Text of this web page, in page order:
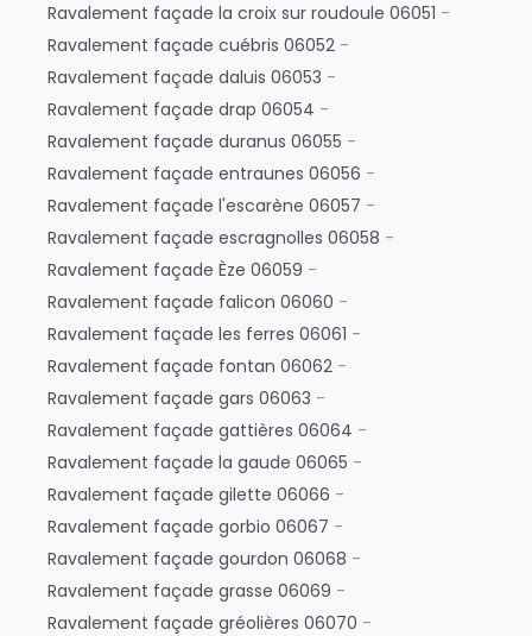
Ravalement façade la croix sur roudoule 06051 -
Ravalement façade cuébris 06052 -
Ravalement façade daluis 06053 -
Ravalement façade drap 06054 -
Ravalement façade duranus 06055 -
Ravalement façade entraunes 06056 -
Ravalement façade l'escarène 06057 -
Ravalement façade escragnolles 06058 -
Ravalement façade Èze 06059 -
Ravalement façade falicon 06060 -
Ravalement façade les ferres 06061 -
Ravalement façade fontan 06062 -
Ravalement façade gars 06063 -
Ravalement façade gattières 06064 -
Ravalement façade la gaude 06065 -
Ravalement façade gilette 06066 -
Ravalement façade gorbio 06067 -
Ravalement façade gourdon 06068 -
Ravalement façade grasse 06069 -
Ravalement façade gréolières 06070 -